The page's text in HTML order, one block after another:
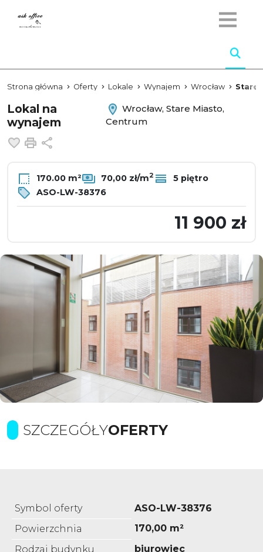
Strona główna Oferty Lokale Wynajem Wrocław Stare
Lokal na
wynajem
Wrocław, Stare Miasto,
Centrum
Dodaj do ulubionych
Drukuj
170.00 m² 70,00 zł/m2
5 piętro
ASO-LW-38376
11 900 zł
SZCZEGÓŁYOFERTY
Symbol oferty
ASO-LW-38376
Powierzchnia
170,00 m²
Rodzaj budynku
biurowiec